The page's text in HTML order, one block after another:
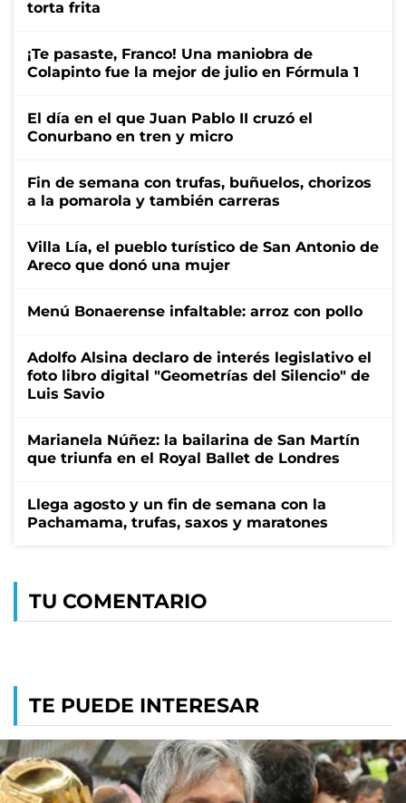
torta frita
¡Te pasaste, Franco! Una maniobra de
Colapinto fue la mejor de julio en Fórmula 1
El día en el que Juan Pablo II cruzó el
Conurbano en tren y micro
Fin de semana con trufas, buñuelos, chorizos
a la pomarola y también carreras
Villa Lía, el pueblo turístico de San Antonio de
Areco que donó una mujer
Menú Bonaerense infaltable: arroz con pollo
Adolfo Alsina declaro de interés legislativo el
foto libro digital "Geometrías del Silencio" de
Luis Savio
Marianela Núñez: la bailarina de San Martín
que triunfa en el Royal Ballet de Londres
Llega agosto y un fin de semana con la
Pachamama, trufas, saxos y maratones
TU COMENTARIO
TE PUEDE INTERESAR